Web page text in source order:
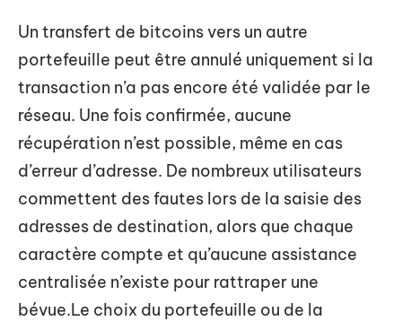
Un transfert de bitcoins vers un autre
portefeuille peut être annulé uniquement si la
transaction n’a pas encore été validée par le
réseau. Une fois confirmée, aucune
récupération n’est possible, même en cas
d’erreur d’adresse. De nombreux utilisateurs
commettent des fautes lors de la saisie des
adresses de destination, alors que chaque
caractère compte et qu’aucune assistance
centralisée n’existe pour rattraper une
bévue.Le choix du portefeuille ou de la